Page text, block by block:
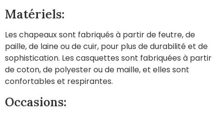
Matériels:
Les chapeaux sont fabriqués à partir de feutre, de
paille, de laine ou de cuir, pour plus de durabilité et de
sophistication. Les casquettes sont fabriquées à partir
de coton, de polyester ou de maille, et elles sont
confortables et respirantes.
Occasions: